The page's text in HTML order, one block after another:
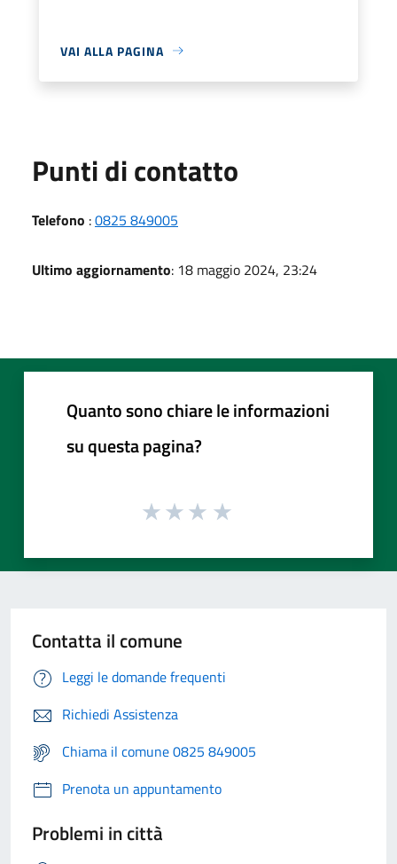
VAI ALLA PAGINA
Punti di contatto
Telefono :0825 849005
Ultimo aggiornamento: 18 maggio 2024, 23:24
Quanto sono chiare le informazioni
su questa pagina?
Contatta il comune
Leggi le domande frequenti
Richiedi Assistenza
Chiama il comune 0825 849005
Prenota un appuntamento
Problemi in città